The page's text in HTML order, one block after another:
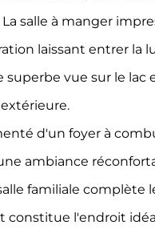
salle à manger
laissant entrer la
vue sur le lac
d'un foyer à
ambiance
familiale complète
constitue l'endroit